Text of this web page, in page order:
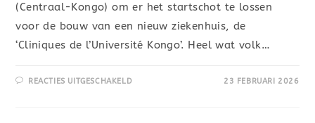
(Centraal-Kongo) om er het startschot te lossen
voor de bouw van een nieuw ziekenhuis, de
‘Cliniques de l’Université Kongo’. Heel wat volk…
REACTIES UITGESCHAKELD 23 FEBRUARI 2026